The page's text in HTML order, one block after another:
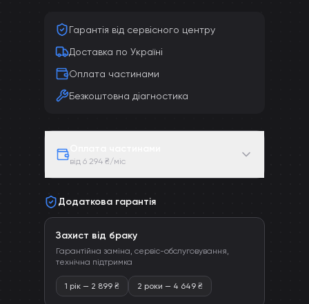
Гарантія від сервісного центру
Доставка по Україні
Оплата частинами
Безкоштовна діагностика
від 6 294 ₴/міс
Додаткова гарантія
Захист від браку
Гарантійна заміна, сервіс-обслуговування,
технічна підтримка
1 рік — 2 899 ₴ 2 роки — 4 649 ₴